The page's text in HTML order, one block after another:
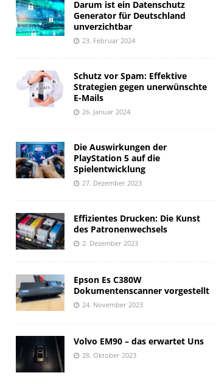
Darum ist ein Datenschutz
Generator für Deutschland
unverzichtbar
23. Februar 2024
Schutz vor Spam: Effektive
Strategien gegen unerwünschte
E-Mails
26. Januar 2024
Die Auswirkungen der
PlayStation 5 auf die
Spielentwicklung
27. Dezember 2023
Effizientes Drucken: Die Kunst
des Patronenwechsels
2. Dezember 2023
Epson Es C380W
Dokumentenscanner vorgestellt
24. November 2023
Volvo EM90 – das erwartet Uns
28. Oktober 2023